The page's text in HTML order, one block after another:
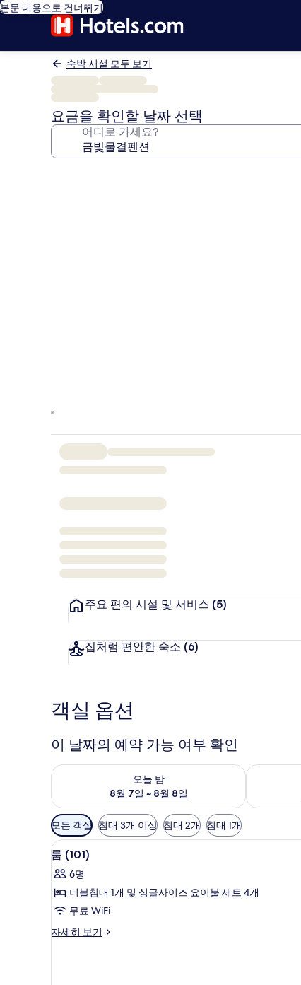
본문 내용으로 건너뛰기
숙박 시설 모두 보기
요금을 확인할 날짜 선택
어디로 가세요?
주요 편의 시설 및 서비스 (5)
집처럼 편안한 숙소 (6)
객실 옵션
이 날짜의 예약 가능 여부 확인
오늘 밤
8월 7일 ~ 8월 8일
오늘 밤 예약 가능 여부 확인, 8월 7일 ~ 8월 8일
내일 예약
객
실
에
사
용
가
능
한
모든 객실 침대 3개 이상 침대 2개 침대 1개
룸
(101)
사
진
모
두
룸 (101) | 무료 WiFi, 각각
7
룸 (101)
6명
더블침대 1개 및 싱글사이즈 요이불 세트 4개
무료 WiFi
자세히 보기
룸